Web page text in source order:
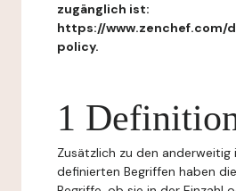
zugänglich ist:
https://www.zenchef.com/
policy.
1
Zusätzlich zu den anderweitig
definierten Begriffen haben